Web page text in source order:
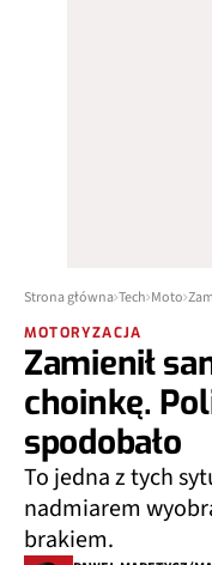
Strona główna Tech Moto
MOTORYZACJA
Zamienił
choinkę.
spodobało
To jedna z tych
nadmiarem
brakiem.
PAWEŁ MARETYCZ